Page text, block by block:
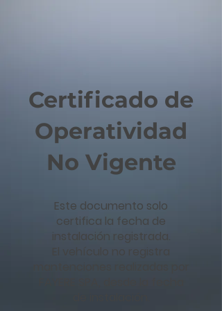
Certificado de
Operatividad
No Vigente
Este documento solo
certifica la fecha de
instalación registrada.
El vehículo no registra